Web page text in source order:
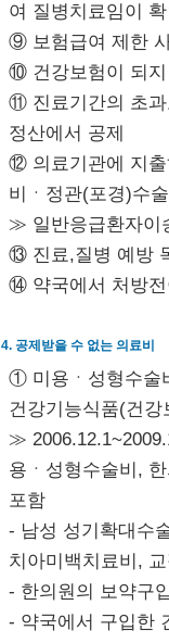
여 질병치료임이
⑨ 보험급여 제한
⑩ 건강보험이 되지
⑪ 진료기간의 초과
정산에서 공제
⑫ 의료기관에 지출
비ㆍ정관(포경)수
≫ 일반응급환자이
⑬ 진료,질병 예방
⑭ 약국에서 처방전
4. 공제받을 수 없는 의료비
① 미용ㆍ성형수술
건강기능식품(건
≫
용ㆍ성형수술비,
포함
- 남성 성기확대수
치아미백치료비,
- 한의원의 보약구
- 약국에서 구입한